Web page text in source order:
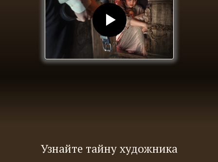
Узнайте тайну художника